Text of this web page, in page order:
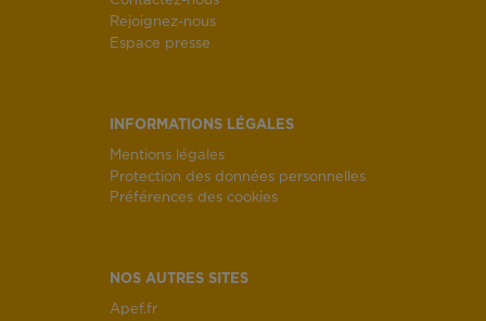
Rejoignez-nous
Espace presse
INFORMATIONS LÉGALES
Mentions légales
Protection des données personnelles
Préférences des cookies
NOS AUTRES SITES
Apef.fr